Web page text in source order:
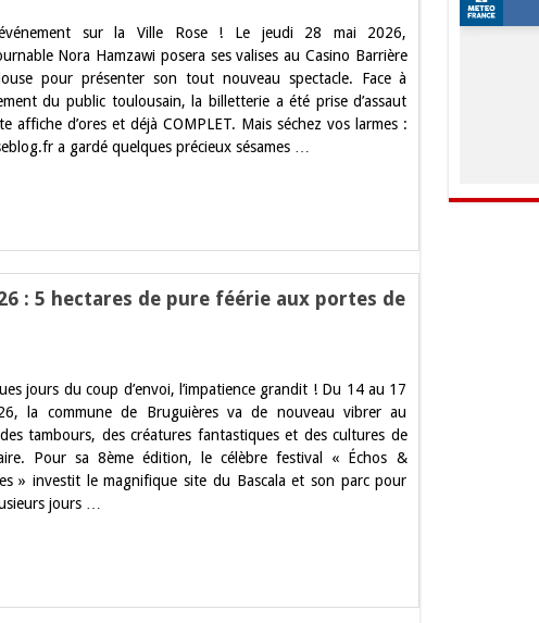
sur la Ville Rose ! Le jeudi 28 mai 2026,
Nora Hamzawi posera ses valises au Casino Barrière
pour présenter son tout nouveau spectacle. Face à
du public toulousain, la billetterie a été prise d’assaut
affiche d’ores et déjà COMPLET. Mais séchez vos larmes :
a gardé quelques précieux sésames …
: 5 hectares de pure féérie aux portes de
jours du coup d’envoi, l’impatience grandit ! Du 14 au 17
la commune de Bruguières va de nouveau vibrer au
tambours, des créatures fantastiques et des cultures de
Pour sa 8ème édition, le célèbre festival « Échos &
» investit le magnifique site du Bascala et son parc pour
jours …